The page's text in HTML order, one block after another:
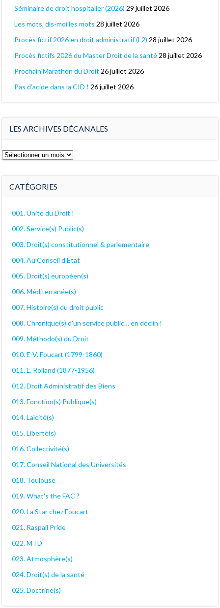
Séminaire de droit hospitalier (2026) 29 juillet 2026
Les mots, dis-moi les mots 28 juillet 2026
Procès fictif 2026 en droit administratif (L2) 28 juillet 2026
Procès fictifs 2026 du Master Droit de la santé 28 juillet 2026
Prochain Marathon du Droit 26 juillet 2026
Pas d’acide dans la CID ! 26 juillet 2026
LES ARCHIVES DÉCANALES
Les
CATÉGORIES
001. Unité du Droit !
002. Service(s) Public(s)
003. Droit(s) constitutionnel & parlementaire
004. Au Conseil d'Etat
005. Droit(s) européen(s)
006. Méditerranée(s)
007. Histoire(s) du droit public
008. Chronique(s) d'un service public… en déclin !
009. Méthodo(s) du Droit
010. E-V. Foucart (1799-1860)
011. L. Rolland (1877-1956)
012. Droit Administratif des Biens
013. Fonction(s) Publique(s)
014. Laïcité(s)
015. Liberté(s)
016. Collectivité(s)
017. Conseil National des Universités
018. Toulouse
019. What's the FAC ?
020. La Star chez Foucart
021. Raspail Pride
022. MTD
023. Atmosphère(s)
024. Droit(s) de la santé
025. Doctrine(s)